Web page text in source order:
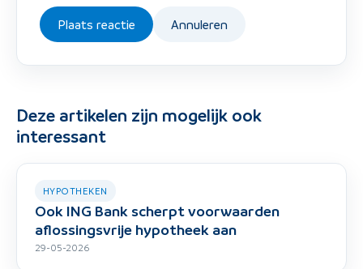
Plaats reactie Annuleren
Deze artikelen zijn mogelijk ook
interessant
HYPOTHEKEN
Ook ING Bank scherpt voorwaarden
aflossingsvrije hypotheek aan
29-05-2026